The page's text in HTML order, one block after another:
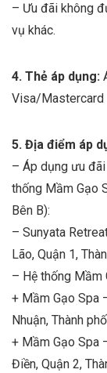
– Ưu đãi không
vụ khác.
4. Thẻ áp dụng:
Visa/Mastercard
5. Địa điểm áp
– Áp dụng ưu
thống Mầm Gạo
Bên B):
– Sunyata
Lão, Quận 1,
– Hệ thống Mầm
+ Mầm Gạo Spa
Nhuận, Thành
+ Mầm Gạo Spa
Điền, Quận 2,